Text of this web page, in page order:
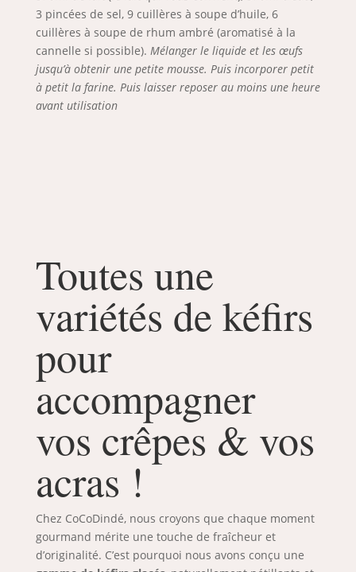
3 pincées de sel, 9 cuillères à soupe d’huile, 6
cuillères à soupe de rhum ambré (aromatisé à la
cannelle si possible). Mélanger le liquide et les œufs
jusqu’à obtenir une petite mousse. Puis incorporer petit
à petit la farine. Puis laisser reposer au moins une heure
avant utilisation
Toutes une
variétés de kéfirs
pour
accompagner
vos crêpes & vos
acras !
Chez CoCoDindé, nous croyons que chaque moment
gourmand mérite une touche de fraîcheur et
d’originalité. C’est pourquoi nous avons conçu une